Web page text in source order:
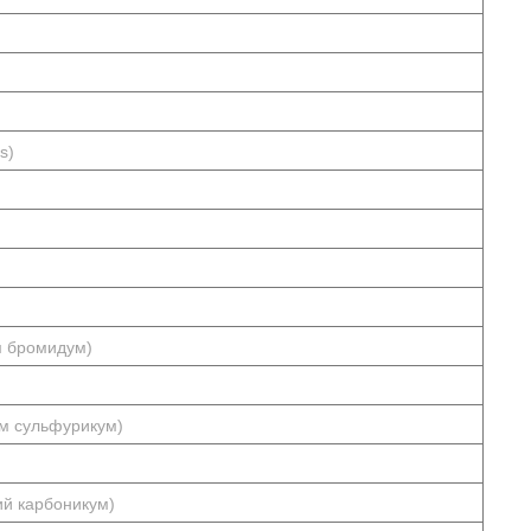
бромидум)
сульфурикум)
карбоникум)